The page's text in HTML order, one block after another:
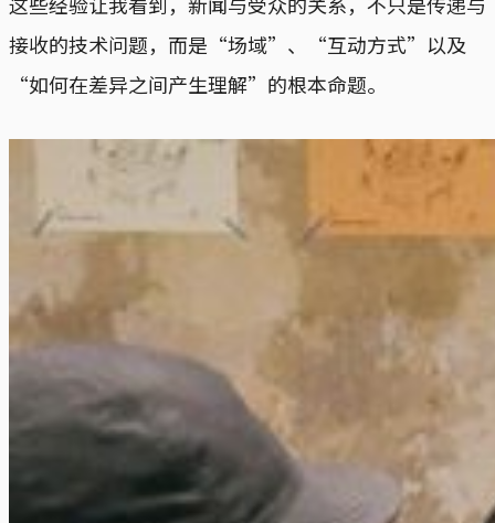
接收的技术问题，而是“场域”、“互动方式”以及
“如何在差异之间产生理解”的根本命题。